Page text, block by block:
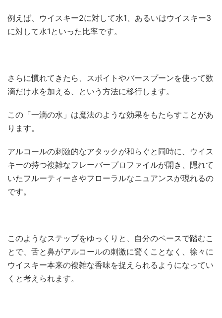
例えば、ウイスキー2に対して水1、あるいはウイスキー3
に対して水1といった比率です。
さらに慣れてきたら、スポイトやバースプーンを使って数
滴だけ水を加える、という方法に移行します。
この「一滴の水」は魔法のような効果をもたらすことがあ
ります。
アルコールの刺激的なアタックが和らぐと同時に、ウイス
キーの持つ複雑なフレーバープロファイルが開き、隠れて
いたフルーティーさやフローラルなニュアンスが現れるの
です。
このようなステップをゆっくりと、自分のペースで踏むこ
とで、舌と鼻がアルコールの刺激に驚くことなく、徐々に
ウイスキー本来の複雑な香味を捉えられるようになってい
くと考えられます。